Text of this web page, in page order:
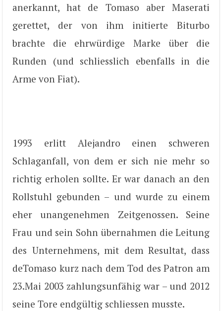
anerkannt, hat de Tomaso aber Maserati
gerettet, der von ihm initierte Biturbo
brachte die ehrwürdige Marke über die
Runden (und schliesslich ebenfalls in die
Arme von Fiat).
1993 erlitt Alejandro einen schweren
Schlaganfall, von dem er sich nie mehr so
richtig erholen sollte. Er war danach an den
Rollstuhl gebunden – und wurde zu einem
eher unangenehmen Zeitgenossen. Seine
Frau und sein Sohn übernahmen die Leitung
des Unternehmens, mit dem Resultat, dass
deTomaso kurz nach dem Tod des Patron am
23.Mai 2003 zahlungsunfähig war – und 2012
seine Tore endgültig schliessen musste.